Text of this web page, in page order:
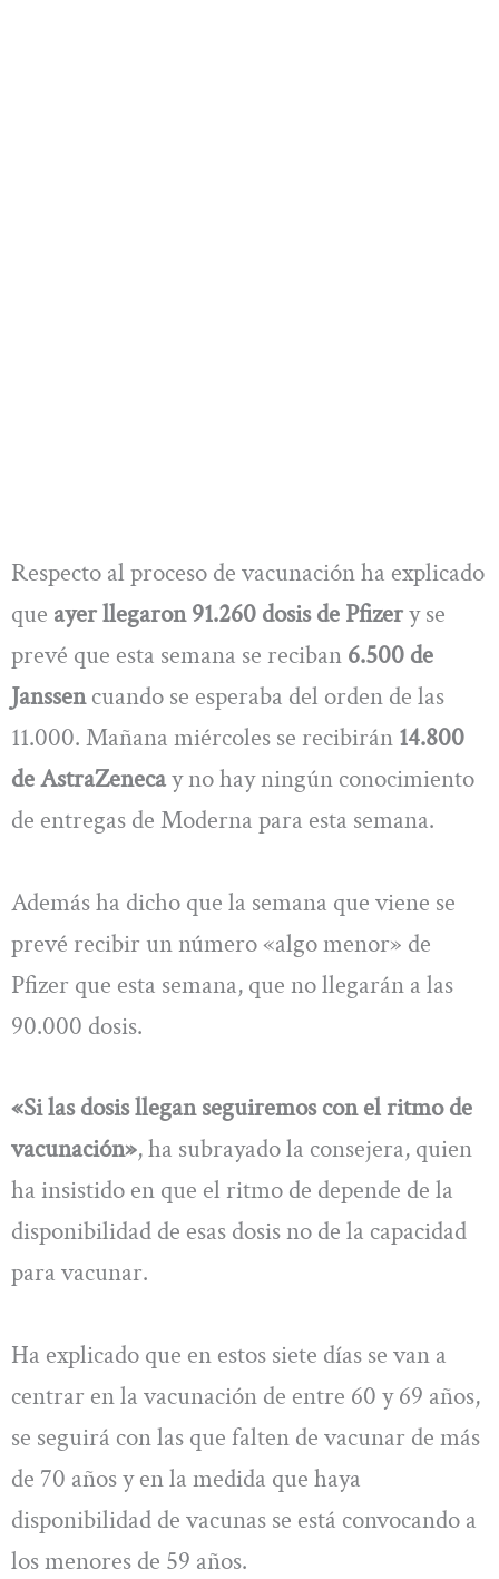
Respecto al proceso de vacunación ha explicado
que ayer llegaron 91.260 dosis de Pfizery se
prevé que esta semana se reciban 6.500 de
Janssencuando se esperaba del orden de las
11.000. Mañana miércoles se recibirán 14.800
de AstraZenecay no hay ningún conocimiento
de entregas de Moderna para esta semana.
Además ha dicho que la semana que viene se
prevé recibir un número «algo menor» de
Pfizer que esta semana, que no llegarán a las
90.000 dosis.
«Si las dosis llegan seguiremos con el ritmo de
vacunación», ha subrayado la consejera, quien
ha insistido en que el ritmo de depende de la
disponibilidad de esas dosis no de la capacidad
para vacunar.
Ha explicado que en estos siete días se van a
centrar en la vacunación de entre 60 y 69 años,
se seguirá con las que falten de vacunar de más
de 70 años y en la medida que haya
disponibilidad de vacunas se está convocando a
los menores de 59 años.